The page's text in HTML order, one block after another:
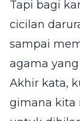
Tapi bagi
cicilan
sampai
agama
Akhir kata,
gimana kita